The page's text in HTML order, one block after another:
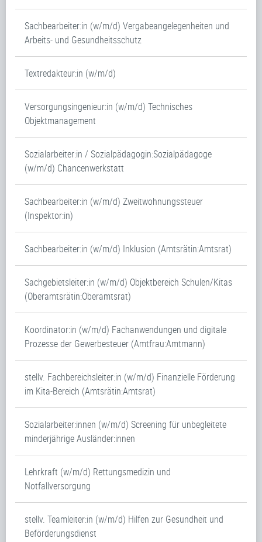
Sachbearbeiter:in (w/m/d) Vergabeangelegenheiten und
Arbeits- und Gesundheitsschutz
Textredakteur:in (w/m/d)
Versorgungsingenieur:in (w/m/d) Technisches
Objektmanagement
Sozialarbeiter:in / Sozialpädagogin:Sozialpädagoge
(w/m/d) Chancenwerkstatt
Sachbearbeiter:in (w/m/d) Zweitwohnungssteuer
(Inspektor:in)
Sachbearbeiter:in (w/m/d) Inklusion (Amtsrätin:Amtsrat)
Sachgebietsleiter:in (w/m/d) Objektbereich Schulen/Kitas
(Oberamtsrätin:Oberamtsrat)
Koordinator:in (w/m/d) Fachanwendungen und digitale
Prozesse der Gewerbesteuer (Amtfrau:Amtmann)
stellv. Fachbereichsleiter:in (w/m/d) Finanzielle Förderung
im Kita-Bereich (Amtsrätin:Amtsrat)
Sozialarbeiter:innen (w/m/d) Screening für unbegleitete
minderjährige Ausländer:innen
Lehrkraft (w/m/d) Rettungsmedizin und
Notfallversorgung
stellv. Teamleiter:in (w/m/d) Hilfen zur Gesundheit und
Beförderungsdienst